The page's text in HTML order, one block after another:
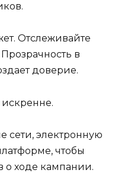
Отслеживайте
в
доверие.
сети, электронную
чтобы
о ходе кампании.